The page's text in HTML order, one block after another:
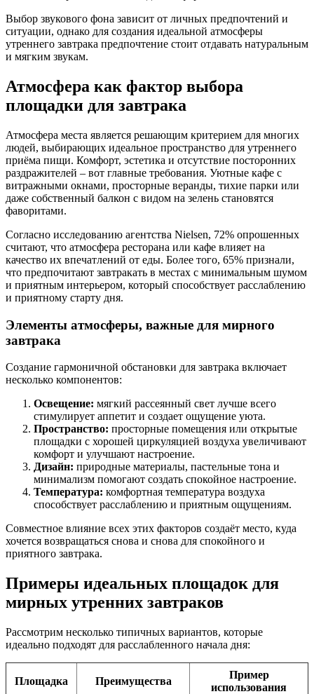
Выбор звукового фона зависит от личных предпочтений и
ситуации, однако для создания идеальной атмосферы
утреннего завтрака предпочтение стоит отдавать натуральным
и мягким звукам.
Атмосфера как фактор выбора
площадки для завтрака
Атмосфера места является решающим критерием для многих
людей, выбирающих идеальное пространство для утреннего
приёма пищи. Комфорт, эстетика и отсутствие посторонних
раздражителей – вот главные требования. Уютные кафе с
витражными окнами, просторные веранды, тихие парки или
даже собственный балкон с видом на зелень становятся
фаворитами.
Согласно исследованию агентства Nielsen, 72% опрошенных
считают, что атмосфера ресторана или кафе влияет на
качество их впечатлений от еды. Более того, 65% признали,
что предпочитают завтракать в местах с минимальным шумом
и приятным интерьером, который способствует расслаблению
и приятному старту дня.
Элементы атмосферы, важные для мирного
завтрака
Создание гармоничной обстановки для завтрака включает
несколько компонентов:
Освещение: мягкий рассеянный свет лучше всего
стимулирует аппетит и создает ощущение уюта.
Пространство: просторные помещения или открытые
площадки с хорошей циркуляцией воздуха увеличивают
комфорт и улучшают настроение.
Дизайн: природные материалы, пастельные тона и
минимализм помогают создать спокойное настроение.
Температура: комфортная температура воздуха
способствует расслаблению и приятным ощущениям.
Совместное влияние всех этих факторов создаёт место, куда
хочется возвращаться снова и снова для спокойного и
приятного завтрака.
Примеры идеальных площадок для
мирных утренних завтраков
Рассмотрим несколько типичных вариантов, которые
идеально подходят для расслабленного начала дня:
Площадка Преимущества
Пример
использования